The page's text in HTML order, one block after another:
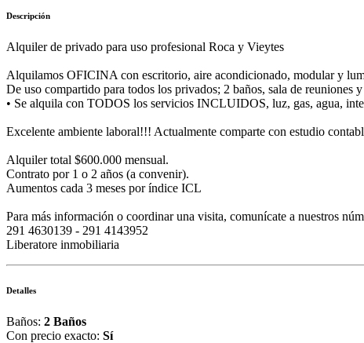
Descripción
Alquiler de privado para uso profesional Roca y Vieytes
Alquilamos OFICINA con escritorio, aire acondicionado, modular y
De uso compartido para todos los privados; 2 baños, sala de reuniones
• Se alquila con TODOS los servicios INCLUIDOS, luz, gas, agua,
Excelente ambiente laboral!!! Actualmente comparte con estudio
Alquiler total $600.000 mensual.
Contrato por 1 o 2 años (a convenir).
Aumentos cada 3 meses por índice ICL
Para más información o coordinar una visita, comunícate a nuestros
291 4630139 - 291 4143952
Liberatore inmobiliaria
Detalles
Baños: 2 Baños
Con precio exacto: Sí